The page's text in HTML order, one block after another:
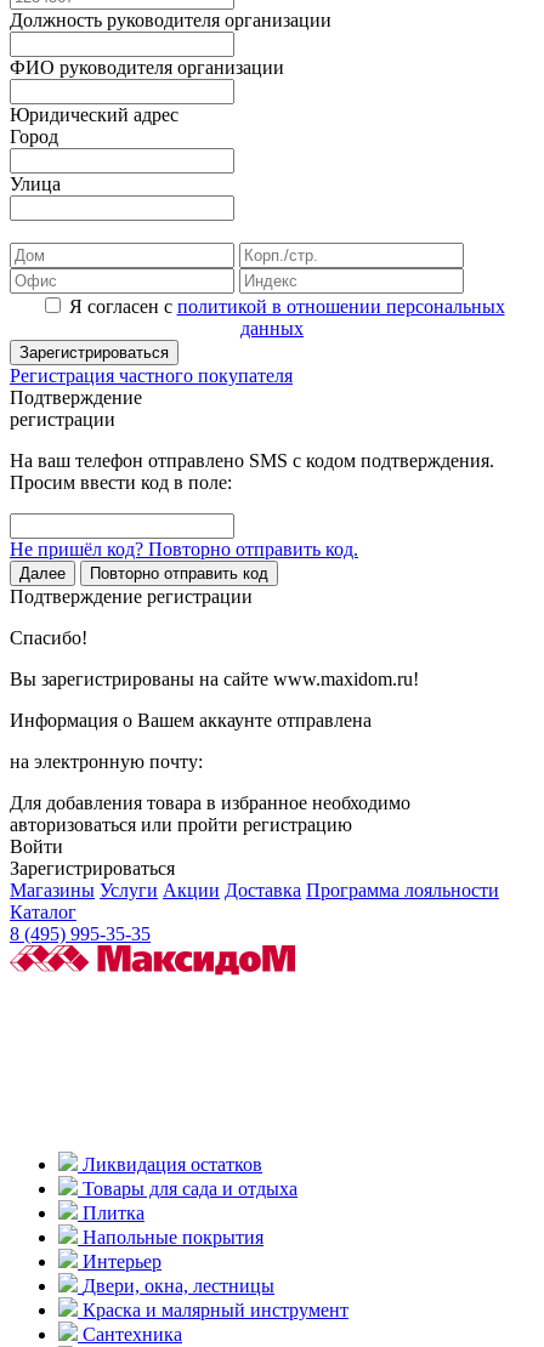
Должность руководителя организации
ФИО руководителя организации
Юридический адрес
Город
Улица
Я согласен с политикой в отношении персональных
данных
Зарегистрироваться
Регистрация частного покупателя
Подтверждение
регистрации
На ваш телефон отправлено SMS с кодом подтверждения.
Просим ввести код в поле:
Не пришёл код? Повторно отправить код.
Далее Повторно отправить код
Подтверждение регистрации
Спасибо!
Вы зарегистрированы на сайте www.maxidom.ru!
Информация о Вашем аккаунте отправлена
на электронную почту:
Для добавления товара в избранное необходимо
авторизоваться или пройти регистрацию
Войти
Зарегистрироваться
Магазины Услуги Акции Доставка Программа лояльности
Каталог
8 (495) 995-35-35
Ликвидация остатков
Товары для сада и отдыха
Плитка
Напольные покрытия
Интерьер
Двери, окна, лестницы
Краска и малярный инструмент
Сантехника